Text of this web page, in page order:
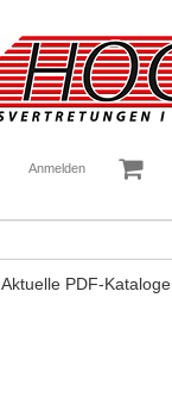
Anmelden
Aktuelle PDF-Kataloge